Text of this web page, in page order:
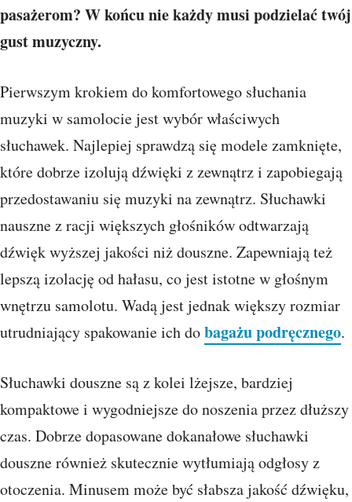
pasażerom? W końcu nie każdy musi podzielać twój
gust muzyczny.
Pierwszym krokiem do komfortowego słuchania
muzyki w samolocie jest wybór właściwych
słuchawek. Najlepiej sprawdzą się modele zamknięte,
które dobrze izolują dźwięki z zewnątrz i zapobiegają
przedostawaniu się muzyki na zewnątrz. Słuchawki
nauszne z racji większych głośników odtwarzają
dźwięk wyższej jakości niż douszne. Zapewniają też
lepszą izolację od hałasu, co jest istotne w głośnym
wnętrzu samolotu. Wadą jest jednak większy rozmiar
utrudniający spakowanie ich dobagażu podręcznego.
Słuchawki douszne są z kolei lżejsze, bardziej
kompaktowe i wygodniejsze do noszenia przez dłuższy
czas. Dobrze dopasowane dokanałowe słuchawki
douszne również skutecznie wytłumiają odgłosy z
otoczenia. Minusem może być słabsza jakość dźwięku,